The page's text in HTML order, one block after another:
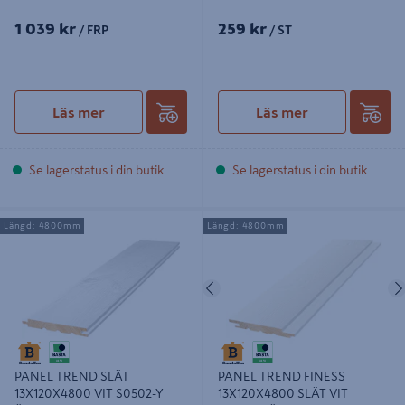
1 039 kr / FRP
Läs mer
Se lagerstatus i din butik
259 kr / ST
Läs mer
Se lagerstatus i din butik
PANEL TREND SLÄT 13X120X4800
VIT S0502-Y ÄNDSPONT 8ST/BNT
PANEL TREND SLÄT
13X120X4800 VIT S0502-Y
Längd: 4800mm
PANEL TREND FINESS
13X120X4800 SLÄT VIT S0500N
PANEL TREND FINESS
13X120X4800 SLÄT VIT
Längd: 4800mm